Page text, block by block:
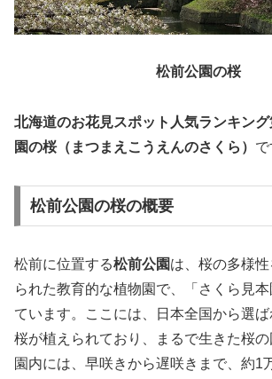
松前公園の桜
北海道のお花見スポット人気ランキン
園の桜（まつまえこうえんのさくら） で
松前公園の桜の概要
松前に位置する松前公園は、桜の多様
られた教育的な植物園で、「さくら見
ています。ここには、日本全国から選
桜が植えられており、まるで生きた桜の
園内には、早咲きから遅咲きまで、約1